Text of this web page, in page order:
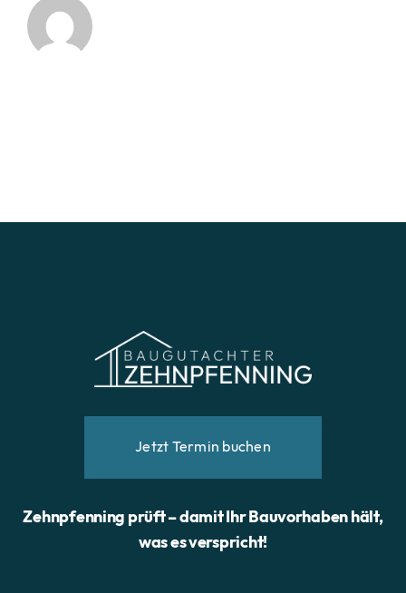
Jetzt Termin buchen
Zehnpfenning prüft – damit Ihr Bauvorhaben hält,
was es verspricht!